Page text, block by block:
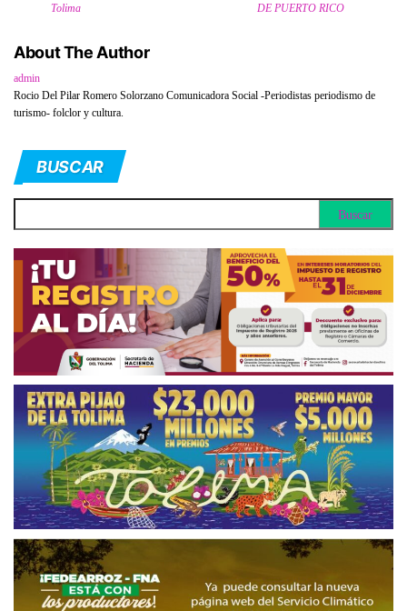
Tolima
DE PUERTO RICO
About The Author
admin
Rocio Del Pilar Romero Solorzano Comunicadora Social -Periodistas periodismo de
turismo- folclor y cultura.
BUSCAR